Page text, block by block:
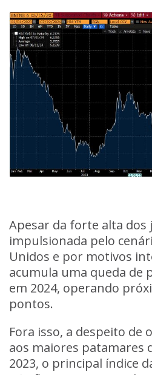
Apesar da forte alta dos
impulsionada pelo
Unidos e por motivos
acumula uma queda de
em 2024, operando
pontos.
Fora isso, a despeito de
aos maiores patamares
2023, o principal índice